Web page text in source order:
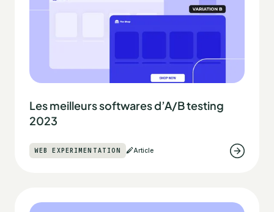
Les meilleurs softwares d’A/B testing
2023
WEB EXPERIMENTATION Article